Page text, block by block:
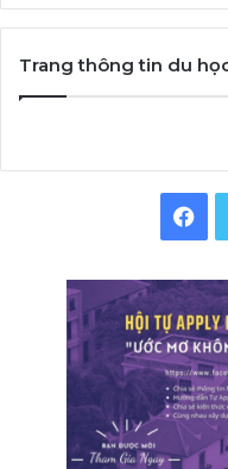
Trang thông tin du